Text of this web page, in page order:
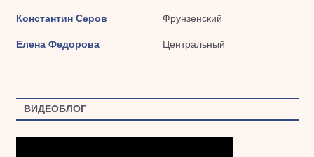
Константин Серов Фрунзенский
Елена Федорова Центральный
ВИДЕОБЛОГ